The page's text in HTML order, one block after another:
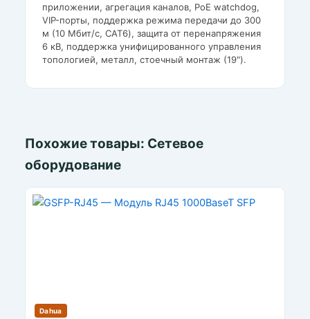
приложении, агрегация каналов, PoE watchdog,
VIP-порты, поддержка режима передачи до 300
м (10 Мбит/с, CAT6), защита от перенапряжения
6 кВ, поддержка унифицированного управления
топологией, металл, стоечный монтаж (19").
Похожие товары: Сетевое
оборудование
Dahua